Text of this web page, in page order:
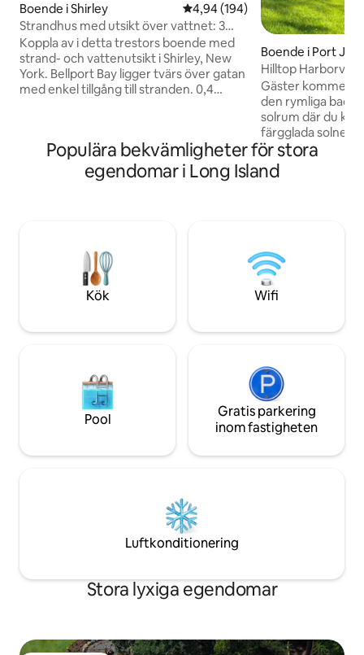
Boende i Shirley 4,94 av 5 i genomsnittligt
4,94 (194)
Strandhus med utsikt över vattnet: 3
kingsize-sängar + puttinggreen
Koppla av i detta trestors boende med
strand- och vattenutsikt i Shirley, New
York. Bellport Bay ligger tvärs över gatan
med enkel tillgång till stranden. 0,4
utflykter till Fire Island. Med: • 3 kingsize-
sängar + 1 dubbelsäng + 3 bäddsoffor •
70-tums TV i vardagsrummet + 3 st 50-
Höghastighets-WiFi och nyckellös entré
Din strandsemester på Long Island!
Boende i Port
Hilltop
Gäster kommer
den rymliga
solrum där du
färgglada
över vattnet som
erbjuda! Detta
vidsträckt
diskmaskin samt
torktumlare!
att utforska till
erbjuda! Vi tillåter
USD/hund.
Populära bekvämligheter för stora
egendomar i Long Island
Kök Wifi
Pool
Gratis parkering
inom fastigheten
Luftkonditionering
Stora lyxiga egendomar